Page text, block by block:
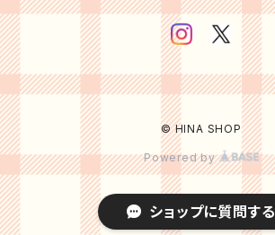
© HINA SHOP
Powered by
ショップに質問する